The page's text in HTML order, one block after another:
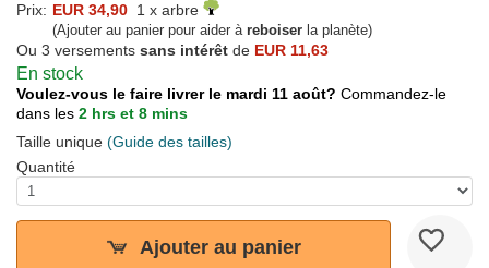
Prix: EUR 34,90 1 x arbre
(Ajouter au panier pour aider à reboiser la planète)
Ou 3 versements sans intérêt de EUR 11,63
En stock
Voulez-vous le faire livrer le mardi 11 août? Commandez-le
dans les 2 hrs et 8 mins
Taille unique (Guide des tailles)
Quantité
Ajouter au panier